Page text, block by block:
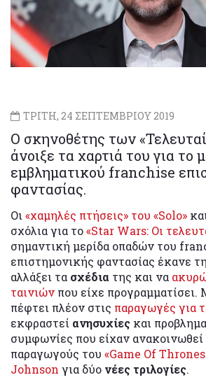
ΤΡΙΤΗ, 24 ΣΕΠΤΕΜΒΡΙΟΥ 2019
Ο σκηνοθέτης των
άνοιξε τα χαρτιά του για το
εμβληματικού franchise
φαντασίας.
Οι«χαμηλές πτήσεις» του «Solo»
σχόλια για το«Star Wars: Οι
σημαντική μερίδα οπαδών του
επιστημονικής φαντασίας έκανε
αλλάξει τα σχέδια της και να
ταινιών που είχε προγραμματίσει.
πέφτει πλέον στις παραγωγές για
εκφραστεί ανησυχίες και
συμφωνίες που είχαν ανακοινωθεί
παραγωγούς του «Game Of
Johnson για δύο νέες τριλογίες.